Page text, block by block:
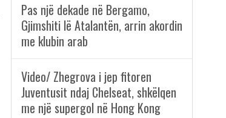
Pas një dekade në Bergamo,
Gjimshiti lë Atalantën, arrin akordin
me klubin arab
Video/ Zhegrova i jep fitoren
Juventusit ndaj Chelseat, shkëlqen
me një supergol në Hong Kong